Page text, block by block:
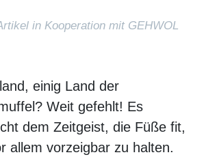
in Kooperation mit GEHWOL
einig Land der
Weit gefehlt! Es
dem Zeitgeist, die Füße fit,
allem vorzeigbar zu halten.